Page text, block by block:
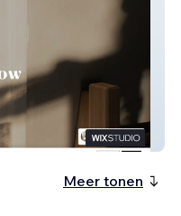
Meer tonen